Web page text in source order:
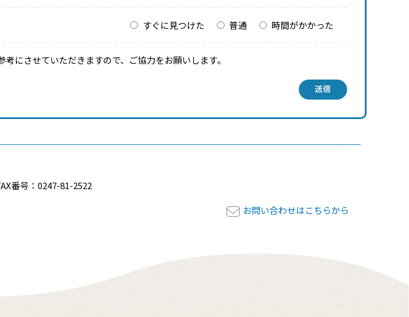
すぐに見つけた 普通 時間がかかった
にさせていただきますので、ご協力をお願いします。
送信
番号：0247-81-2522
お問い合わせはこちらから